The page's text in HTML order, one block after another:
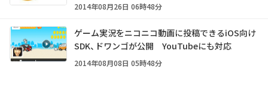
2014年08月26日 06時48分
ゲーム実況をニコニコ動画に投稿できるiOS向け
SDK、ドワンゴが公開 YouTubeにも対応
2014年08月08日 05時48分